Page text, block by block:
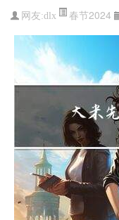
网友:dlx 春节2024